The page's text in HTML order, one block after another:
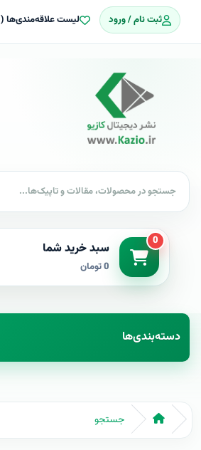
ثبت نام / ورود لیست علاقه‌مندی‌ها (0)
0 سبد خرید شما
0 تومان
دسته‌بندی‌ها
جستجو